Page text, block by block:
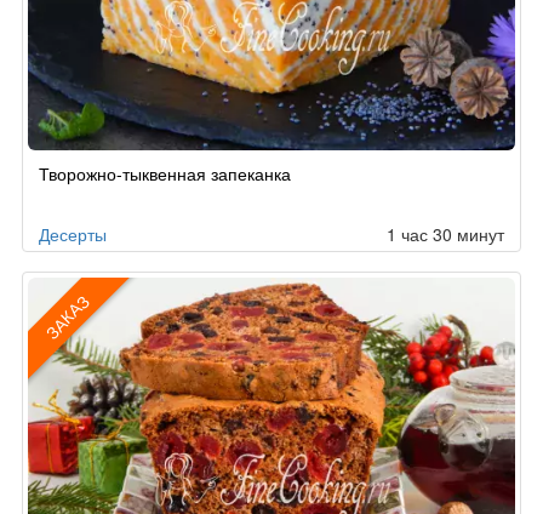
Творожно-тыквенная запеканка
Десерты 1 час 30 минут
ЗАКАЗ